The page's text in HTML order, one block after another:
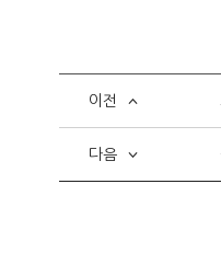
이전
다음